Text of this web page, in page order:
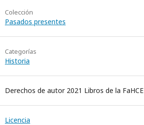
Colección
Pasados presentes
Categorías
Historia
Derechos de autor 2021 Libros de la FaHCE
Licencia